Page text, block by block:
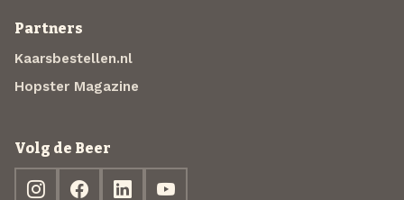
Partners
Kaarsbestellen.nl
Hopster Magazine
Volg de Beer